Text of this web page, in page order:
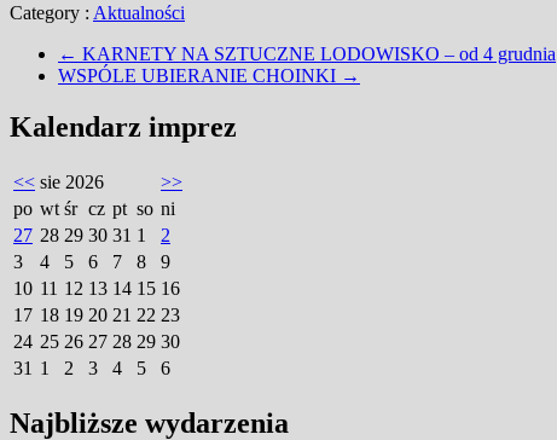
Category : Aktualności
← KARNETY NA SZTUCZNE LODOWISKO – od 4 grudnia
WSPÓLE UBIERANIE CHOINKI →
Kalendarz imprez
<< sie 2026
>>
po wt śr cz pt so ni
27 28 29 30 31 1
2
3
4 5 6 7 8
9
10 11 12 13 14 15 16
17 18 19 20 21 22 23
24 25 26 27 28 29 30
31 1 2 3 4 5 6
Najbliższe wydarzenia